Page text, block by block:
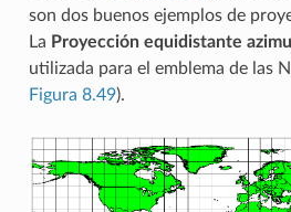
son dos buenos ejemplos de
La Proyección equidistante
utilizada para el emblema de las
Figura 8.49).